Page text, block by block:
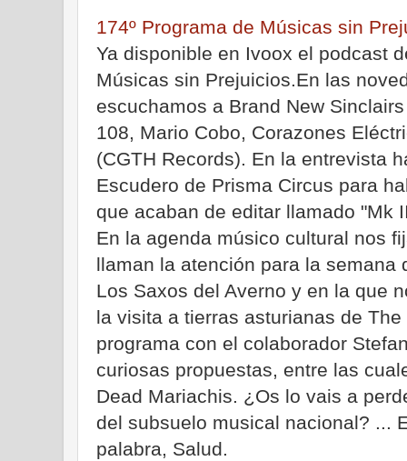
174º Programa de Músicas sin
Ya disponible en Ivoox el podcast
Músicas sin Prejuicios.En las
escuchamos a Brand New
108, Mario Cobo, Corazones
(CGTH Records). En la entrevista
Escudero de Prisma Circus para
que acaban de editar llamado "Mk
En la agenda músico cultural nos
llaman la atención para la semana
Los Saxos del Averno y en la que
la visita a tierras asturianas de
programa con el colaborador
curiosas propuestas, entre las
Dead Mariachis. ¿Os lo vais a
del subsuelo musical nacional? ...
palabra, Salud.